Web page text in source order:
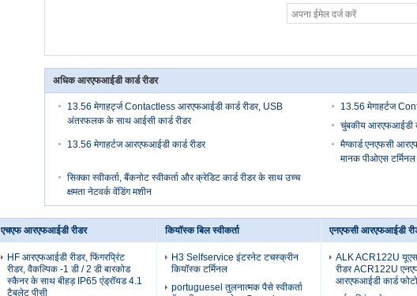
अधिक आरएफआईडी कार्ड रीडर
13.56 मेगाहर्ट्ज Contactless आरएफआईडी कार्ड रीडर, USB
अंतरफलक के साथ आईसी कार्ड रीडर
13.56 मेगाहर्टज
चुंबकीय आरएफआईडी
13.56 मेगाहर्टज आरएफआईडी कार्ड रीडर
मैग्कार्ड एनएफसी
मानक पीओएस टर्मिनल
सिक्का स्वीकर्ता, बैंकनोट स्वीकर्ता और क्रेडिट कार्ड रीडर के साथ उच्च
क्षमता नेटवर्क वेंडिंग मशीन
एचएफ आरएफआईडी रीडर
HF आरएफआईडी रीडर, फिंगरप्रिंट
रीडर, वैकल्पिक -1 डी / 2 डी बारकोड
स्कैनर के साथ बीहड़ IP65 एंड्रॉयड 4.1
टैबलेट पीसी
कियॉस्क बिल स्वीकर्ता
H3 Selfservice इंटरनेट टचस्क्रीन
कियॉस्क टर्मिनल
portuguesel तुलनात्मक पैसे स्वीकर्ता
एनएफसी आरएफआईडी
ALK ACR122U
रीडर ACR122U
आरएफआईडी कार्ड